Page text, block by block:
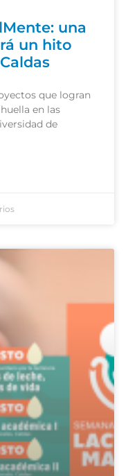
una
un hito
que logran
en las
de